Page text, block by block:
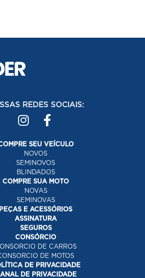
REDES SOCIAIS:
SEU VEÍCULO
NOVOS
SEMINOVOS
BLINDADOS
COMPRE SUA MOTO
NOVAS
SEMINOVAS
PEÇAS E ACESSÓRIOS
ASSINATURA
SEGUROS
CONSÓRCIO
DE CARROS
DE MOTOS
DE PRIVACIDADE
DE PRIVACIDADE